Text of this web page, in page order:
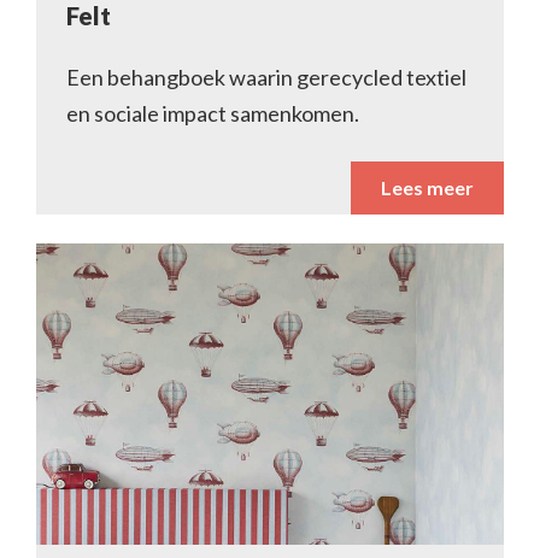
Felt
Een behangboek waarin gerecycled textiel
en sociale impact samenkomen.
Lees meer